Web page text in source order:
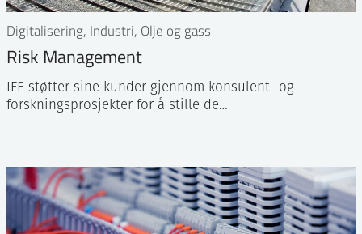
Digitalisering, Industri, Olje og gass
Risk Management
IFE støtter sine kunder gjennom konsulent- og
forskningsprosjekter for å stille de…